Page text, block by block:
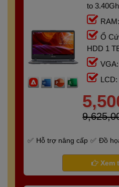
to
Ổ
HDD 1
LCD:
Hỗ trợ nâng cấp
Đồ
Bảo hành 6
Xem